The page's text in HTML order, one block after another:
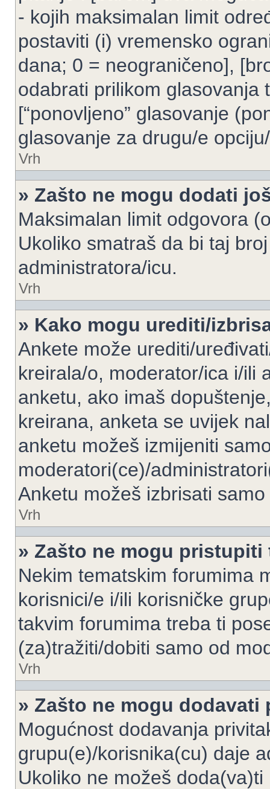
- kojih maksimalan limit
postaviti (i) vremensko
dana; 0 = neograničeno],
odabrati prilikom glasovanja
[“ponovljeno” glasovanje
glasovanje za drugu/e
Vrh
» Zašto ne mogu dodati
Maksimalan limit odgovora
Ukoliko smatraš da bi taj
administratora/icu.
Vrh
» Kako mogu urediti/
Ankete može urediti/
kreirala/o, moderator/ica i/ili
anketu, ako imaš
kreirana, anketa se uvijek
anketu možeš izmijeniti
moderatori(ce)/
Anketu možeš izbrisati
Vrh
» Zašto ne mogu
Nekim tematskim forumima
korisnici/e i/ili korisničke
takvim forumima treba ti
(za)tražiti/dobiti samo od
Vrh
» Zašto ne mogu dodavati
Mogućnost dodavanja
grupu(e)/korisnika(cu) daje
Ukoliko ne možeš